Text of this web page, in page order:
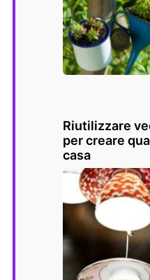
Riutilizzare
per creare
casa